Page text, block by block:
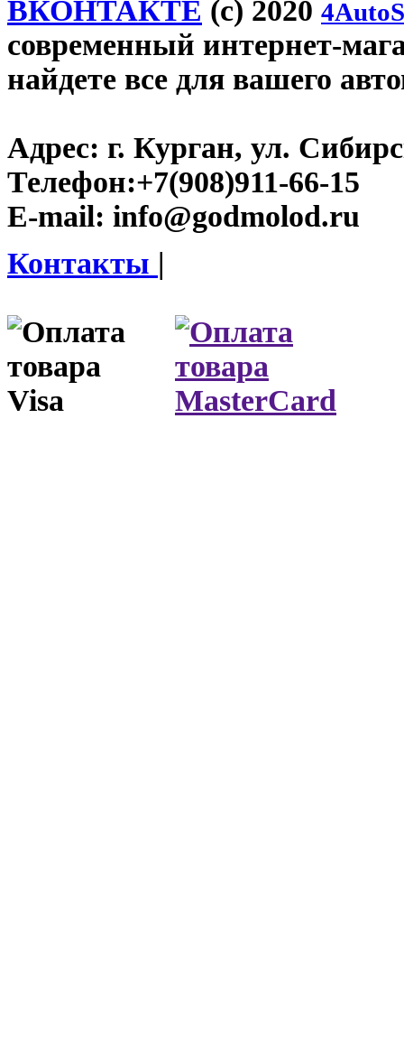
ВКОНТАКТЕ (c) 2020
современный интернет-
найдете все для вашего
Адрес: г. Курган, ул.
Телефон:+7(908)911-66-15
E-mail: info@godmolod.ru
Контакты |